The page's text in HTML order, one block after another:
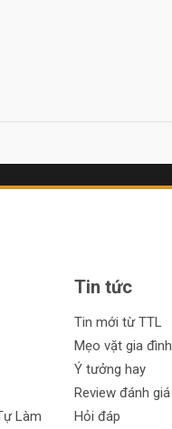
Làm
Tin tức
Tin mới từ TTL
Mẹo vặt gia đình
Ý tưởng hay
Review đánh giá
Hỏi đáp